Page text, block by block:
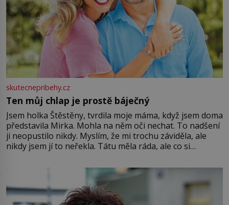
skutecnepribehy.cz
Ten můj chlap je prostě báječný
Jsem holka Štěstěny, tvrdila moje máma, když jsem doma
představila Mirka. Mohla na něm oči nechat. To nadšení
ji neopustilo nikdy. Myslím, že mi trochu záviděla, ale
nikdy jsem jí to neřekla. Tátu měla ráda, ale co si
Jsme spolu moc rádi Tehdy byla jiná doba, když